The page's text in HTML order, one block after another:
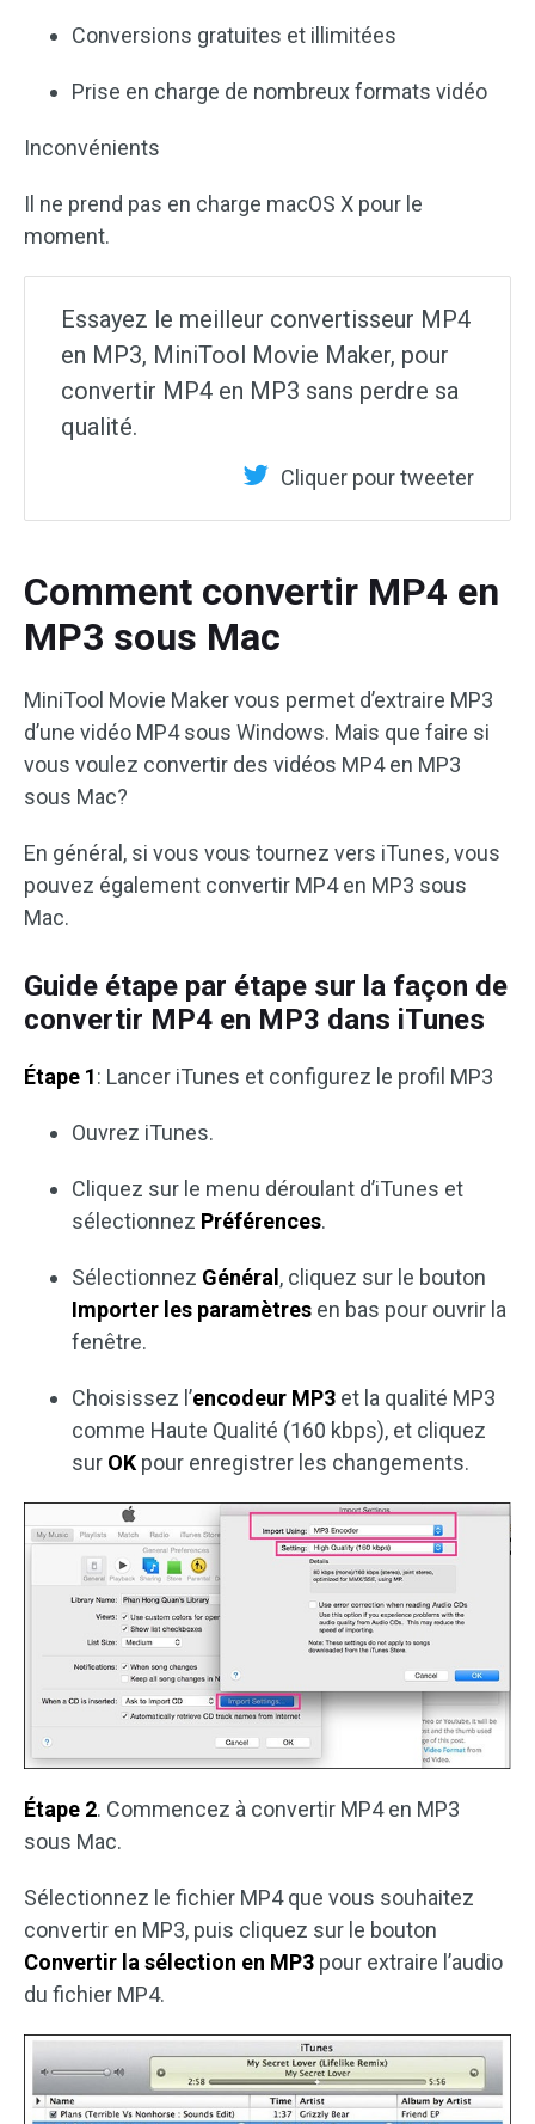
Conversions gratuites et illimitées
Prise en charge de nombreux formats vidéo
Inconvénients
Il ne prend pas en charge macOS X pour le
moment.
Essayez le meilleur convertisseur MP4
en MP3, MiniTool Movie Maker, pour
convertir MP4 en MP3 sans perdre sa
qualité.
Cliquer pour tweeter
Comment convertir MP4 en
MP3 sous Mac
MiniTool Movie Maker vous permet d’extraire MP3
d’une vidéo MP4 sous Windows. Mais que faire si
vous voulez convertir des vidéos MP4 en MP3
sous Mac?
En général, si vous vous tournez vers iTunes, vous
pouvez également convertir MP4 en MP3 sous
Mac.
Guide étape par étape sur la façon de
convertir MP4 en MP3 dans iTunes
Étape 1: Lancer iTunes et configurez le profil MP3
Ouvrez iTunes.
Cliquez sur le menu déroulant d’iTunes et
sélectionnez Préférences.
Sélectionnez Général , cliquez sur le bouton
Importer les paramètres en bas pour ouvrir la
fenêtre.
Choisissez l’encodeur MP3 et la qualité MP3
comme Haute Qualité (160 kbps), et cliquez
sur OK pour enregistrer les changements.
Étape 2. Commencez à convertir MP4 en MP3
sous Mac.
Sélectionnez le fichier MP4 que vous souhaitez
convertir en MP3, puis cliquez sur le bouton
Convertir la sélection en MP3 pour extraire l’audio
du fichier MP4.